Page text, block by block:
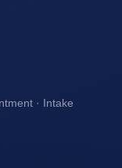
· Intake